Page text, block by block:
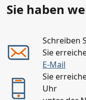
Sie haben
Schreiben
Sie
E-Mail
Sie
Uhr